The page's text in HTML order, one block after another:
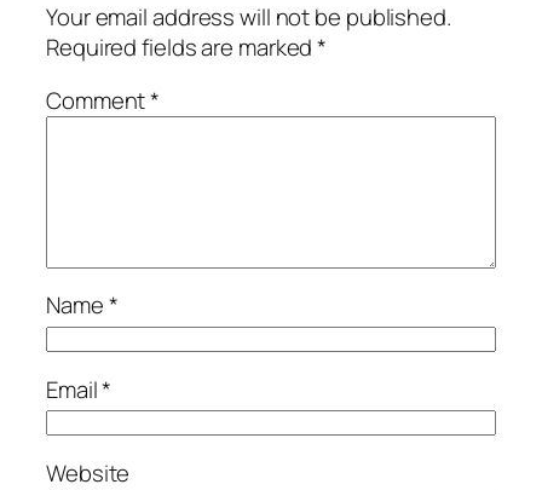
Your email address will not be published.
Required fields are marked*
Comment*
Name*
Email*
Website